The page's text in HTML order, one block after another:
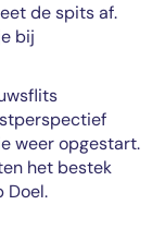
de spits af.
bij
weer opgestart.
het bestek
Doel.